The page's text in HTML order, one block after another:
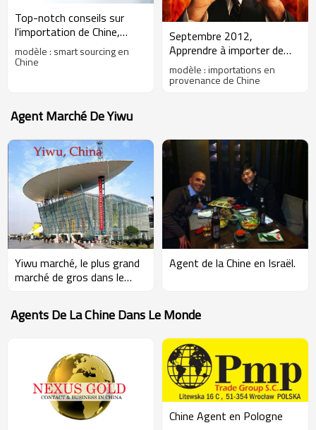
Top-notch conseils sur
l'importation de Chine,
smart sourcing en Chine,
septembre 2012
modèle : smart sourcing en
Chine
Septembre 2012,
Apprendre à importer de
Chine.
modèle : importations en
provenance de Chine
Agent Marché De Yiwu
Yiwu marché, le plus grand
marché de gros dans le
Agent de la Chine en Israël.
Agents De La Chine Dans Le Monde
Chine Agent en Pologne